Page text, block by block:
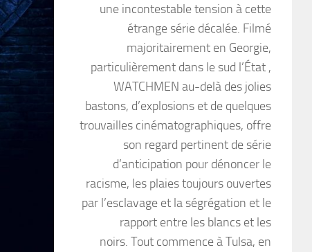
une incontestable tension à cette
étrange série décalée. Filmé
majoritairement en Georgie,
particulièrement dans le sud l’État ,
WATCHMEN au-delà des jolies
bastons, d’explosions et de quelques
trouvailles cinématographiques, offre
son regard pertinent de série
d’anticipation pour dénoncer le
racisme, les plaies toujours ouvertes
par l’esclavage et la ségrégation et le
rapport entre les blancs et les
noirs. Tout commence à Tulsa, en